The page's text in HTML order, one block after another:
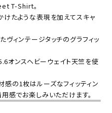
T-Shirt。
けたような表現を加えてスキャ
ヴィンテージタッチのグラフィッ
オンスヘビーウェイト天竺を使
の1枚はルーズなフィッティン
感でお楽しみいただけます。